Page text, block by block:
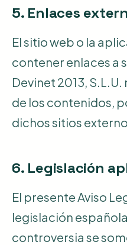
5. Enlaces
El sitio web o la
contener enlaces a
Devinet 2013,
de los contenidos,
dichos sitios
6. Legislación
El presente Aviso
legislación
controversia se